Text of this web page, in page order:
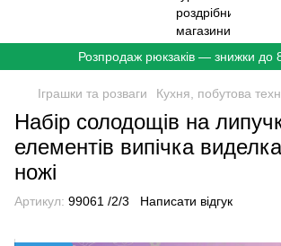
Розпродаж рюкзаків — знижки до
Іграшки та розваги Кухня, побутова
Набір солодощів на
елементів випічка
ножі
Артикул: 99061 /2/3 Написати відгук